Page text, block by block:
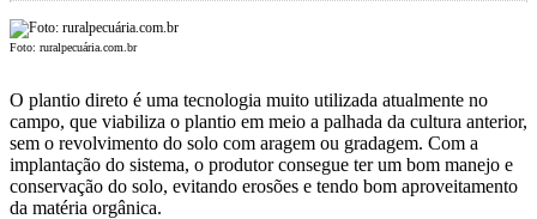
Foto: ruralpecuária.com.br
O plantio direto é uma tecnologia muito utilizada atualmente no
campo, que viabiliza o plantio em meio a palhada da cultura anterior,
sem o revolvimento do solo com aragem ou gradagem. Com a
implantação do sistema, o produtor consegue ter um bom manejo e
conservação do solo, evitando erosões e tendo bom aproveitamento
da matéria orgânica.